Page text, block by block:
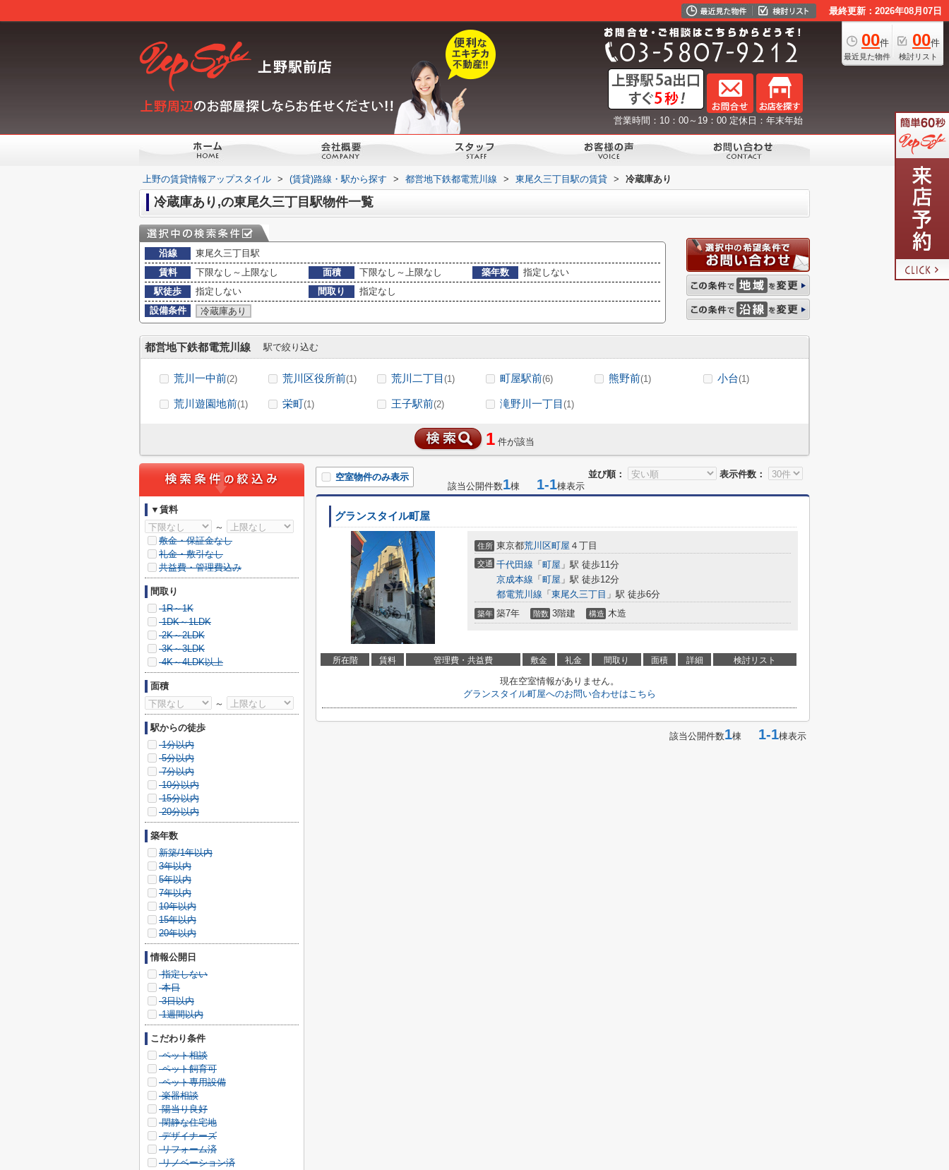
最終更新：2026年08月07日
00件
最近見た物件
00件
検討リスト
営業時間：10：00～19：00 定休日：年末年始
上野の賃貸情報アップスタイル > (賃貸)路線・駅から探す > 都営地下鉄都電荒川線 > 東尾久三丁目駅の賃貸 > 冷蔵庫あり
冷蔵庫あり,の東尾久三丁目駅物件一覧
沿線
東尾久三丁目駅
賃料
下限なし～上限なし 面積 下限なし～上限なし 築年数
指定しない
駅徒歩
指定しない 間取り
指定なし
設備条件
冷蔵庫あり
都営地下鉄都電荒川線 駅で絞り込む
荒川一中前(2) 荒川区役所前(1) 荒川二丁目 (1) 町屋駅前(6) 熊野前(1) 小台(1)
荒川遊園地前(1) 栄町(1) 王子駅前(2) 滝野川一丁目 (1)
1 件が該当
並び順： 表示件数：
空室物件のみ表示
該当公開件数1棟 1-1棟表示
グランスタイル町屋
住所 東京都荒川区町屋 ４丁目
交通 千代田線 「 町屋 」駅 徒歩11分
京成本線 「 町屋 」駅 徒歩12分
都電荒川線 「 東尾久三丁目 」駅 徒歩6分
築年 築7年 階数 3階建 構造 木造
所在階 賃料 管理費・共益費 敷金 礼金 間取り 面積 詳細 検討リスト
現在空室情報がありません。
グランスタイル町屋へのお問い合わせはこちら
該当公開件数1棟 1-1棟表示
▼賃料
～
敷金・保証金なし
礼金・敷引なし
共益費・管理費込み
間取り
1R～1K
1DK～1LDK
2K～2LDK
3K～3LDK
4K～4LDK以上
面積
～
駅からの徒歩
1分以内
5分以内
7分以内
10分以内
15分以内
20分以内
築年数
新築/1年以内
3年以内
5年以内
7年以内
10年以内
15年以内
20年以内
情報公開日
指定しない
本日
3日以内
1週間以内
こだわり条件
ペット相談
ペット飼育可
ペット専用設備
楽器相談
陽当り良好
閑静な住宅地
デザイナーズ
リフォーム済
リノベーション済